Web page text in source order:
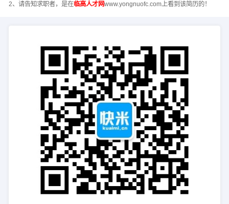
2、请告知求职者，是在临高人才网www.yongnuofc.com上看到该简历的！